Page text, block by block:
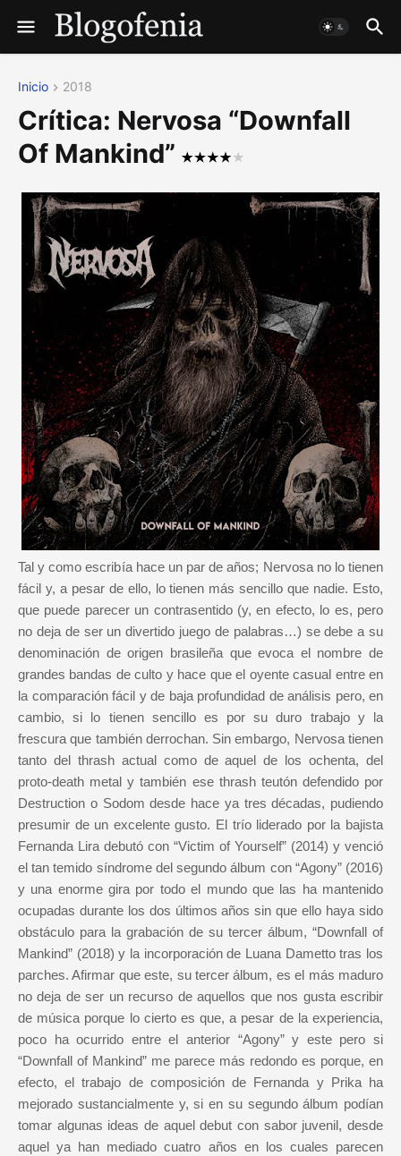
Inicio 2018
Crítica: Nervosa “Downfall
Of Mankind”
Tal y como escribía hace un par de años; Nervosa no lo tienen
fácil y, a pesar de ello, lo tienen más sencillo que nadie. Esto,
que puede parecer un contrasentido (y, en efecto, lo es, pero
no deja de ser un divertido juego de palabras…) se debe a su
denominación de origen brasileña que evoca el nombre de
grandes bandas de culto y hace que el oyente casual entre en
la comparación fácil y de baja profundidad de análisis pero, en
cambio, si lo tienen sencillo es por su duro trabajo y la
frescura que también derrochan. Sin embargo, Nervosa tienen
tanto del thrash actual como de aquel de los ochenta, del
proto-death metal y también ese thrash teutón defendido por
Destruction o Sodom desde hace ya tres décadas, pudiendo
presumir de un excelente gusto. El trío liderado por la bajista
Fernanda Lira debutó con “Victim of Yourself” (2014) y venció
el tan temido síndrome del segundo álbum con “Agony” (2016)
y una enorme gira por todo el mundo que las ha mantenido
ocupadas durante los dos últimos años sin que ello haya sido
obstáculo para la grabación de su tercer álbum, “Downfall of
Mankind” (2018) y la incorporación de Luana Dametto tras los
parches. Afirmar que este, su tercer álbum, es el más maduro
no deja de ser un recurso de aquellos que nos gusta escribir
de música porque lo cierto es que, a pesar de la experiencia,
poco ha ocurrido entre el anterior “Agony” y este pero si
“Downfall of Mankind” me parece más redondo es porque, en
efecto, el trabajo de composición de Fernanda y Prika ha
mejorado sustancialmente y, si en su segundo álbum podían
tomar algunas ideas de aquel debut con sabor juvenil, desde
aquel ya han mediado cuatro años en los cuales parecen